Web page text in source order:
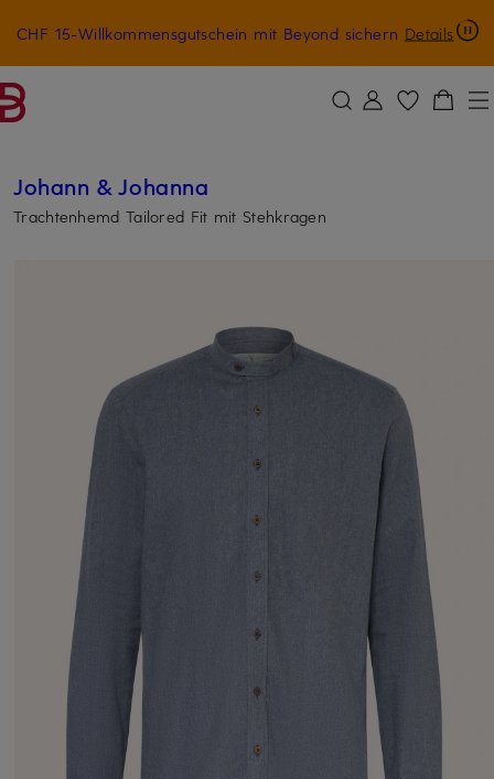
ZUM HAUPTINHALT ÜBERSPRINGEN ZUM SUCHFELD ÜBERSPRINGEN
CHF 15-Willkommensgutschein mit Beyond sichern Details
Johann & Johanna
Trachtenhemd Tailored Fit mit Stehkragen